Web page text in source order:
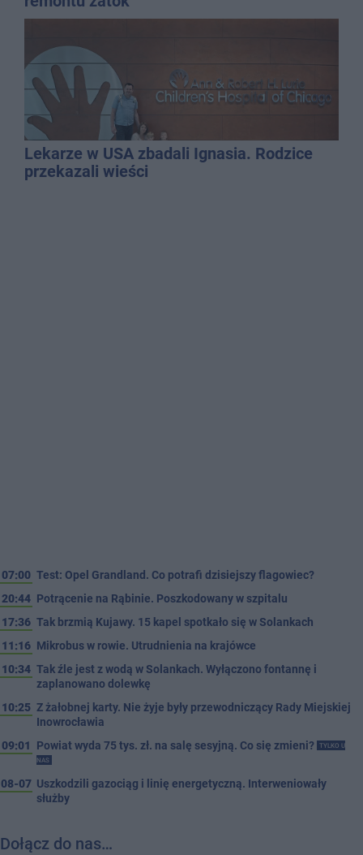
Lekarze w USA zbadali Ignasia. Rodzice
przekazali wieści
07:00 Test: Opel Grandland. Co potrafi dzisiejszy flagowiec?
20:44 Potrącenie na Rąbinie. Poszkodowany w szpitalu
17:36 Tak brzmią Kujawy. 15 kapel spotkało się w Solankach
11:16 Mikrobus w rowie. Utrudnienia na krajówce
10:34 Tak źle jest z wodą w Solankach. Wyłączono fontannę i
zaplanowano dolewkę
10:25 Z żałobnej karty. Nie żyje były przewodniczący Rady Miejskiej
Inowrocławia
09:01
Powiat wyda 75 tys. zł. na salę sesyjną. Co się zmieni?
TYLKO U
NAS
08-07 Uszkodzili gazociąg i linię energetyczną. Interweniowały
służby
Dołącz do nas…